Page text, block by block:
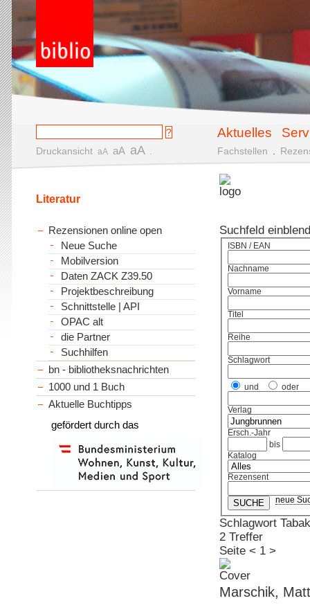
Aktuelles
Druckansicht aA aA aA Fachstellen
Suchfeld
ISBN / EAN
Nachname
Vorname
Titel
Reihe
Schlagwort
und oder
Verlag
Ersch.-Jahr
bis
Katalog
Rezensent
neue
Schlagwort
2 Treffer
Seite < 1 >
Marschik,
Literatur
Rezensionen online open
Neue Suche
Mobilversion
Daten ZACK Z39.50
Projektbeschreibung
Schnittstelle | API
OPAC alt
die Partner
Suchhilfen
bn - bibliotheksnachrichten
1000 und 1 Buch
Aktuelle Buchtipps
gefördert durch das